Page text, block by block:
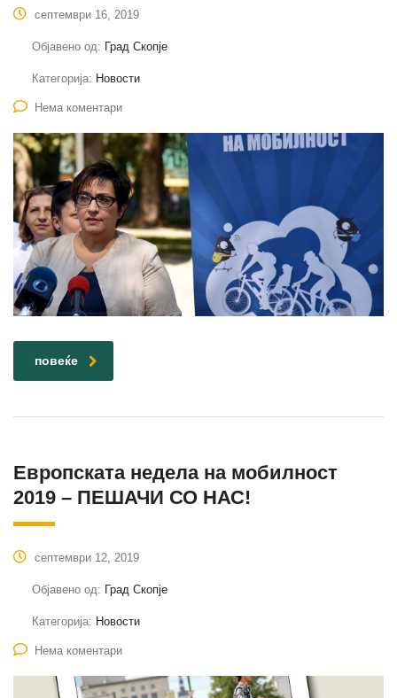
септември 16, 2019
Објавено од: Град Скопје
Категорија: Новости
Нема коментари
повеќе
Европската недела на мобилност
2019 – ПЕШАЧИ СО НАС!
септември 12, 2019
Објавено од: Град Скопје
Категорија: Новости
Нема коментари